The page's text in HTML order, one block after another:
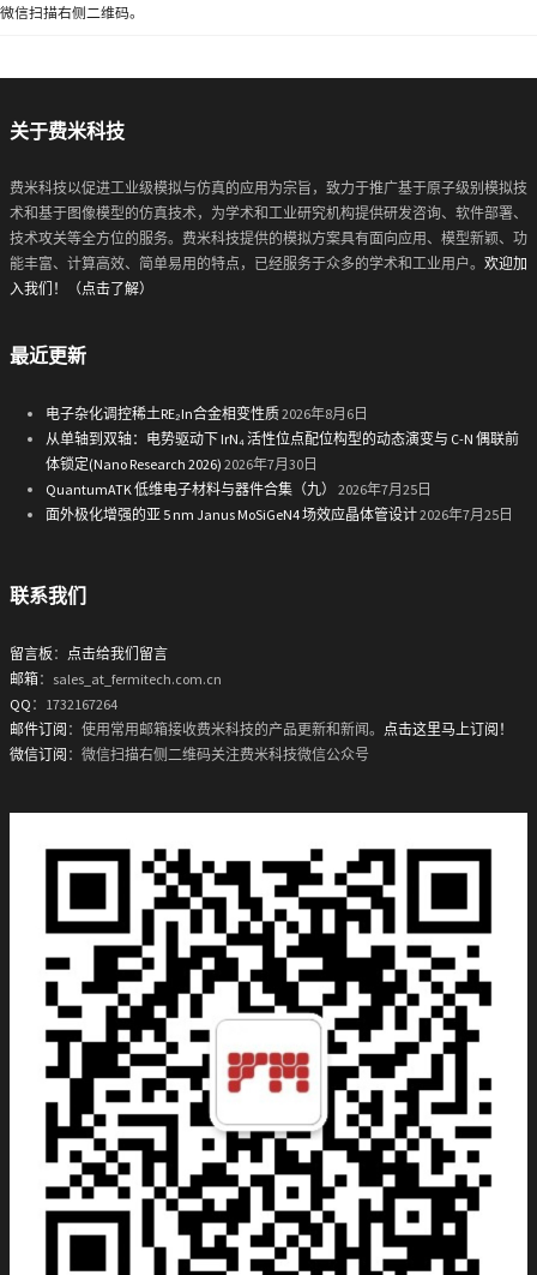
微信扫描右侧二维码。
关于费米科技
费米科技以促进工业级模拟与仿真的应用为宗旨，致力于推广基于原子级别模拟技
术和基于图像模型的仿真技术，为学术和工业研究机构提供研发咨询、软件部署、
技术攻关等全方位的服务。费米科技提供的模拟方案具有面向应用、模型新颖、功
能丰富、计算高效、简单易用的特点，已经服务于众多的学术和工业用户。 欢迎加
入我们！（点击了解）
最近更新
电子杂化调控稀土RE₂In合金相变性质2026年8月6日
从单轴到双轴：电势驱动下 IrN₄ 活性位点配位构型的动态演变与 C-N 偶联前
体锁定(Nano Research 2026) 2026年7月30日
QuantumATK 低维电子材料与器件合集（九）
2026年7月25日
面外极化增强的亚 5 nm Janus MoSiGeN4 场效应晶体管设计2026年7月25日
联系我们
留言板 ： 点击给我们留言
邮箱：sales_at_fermitech.com.cn
QQ ：1732167264
邮件订阅 ：使用常用邮箱接收费米科技的产品更新和新闻。 点击这里马上订阅！
微信订阅 ：微信扫描右侧二维码关注费米科技微信公众号